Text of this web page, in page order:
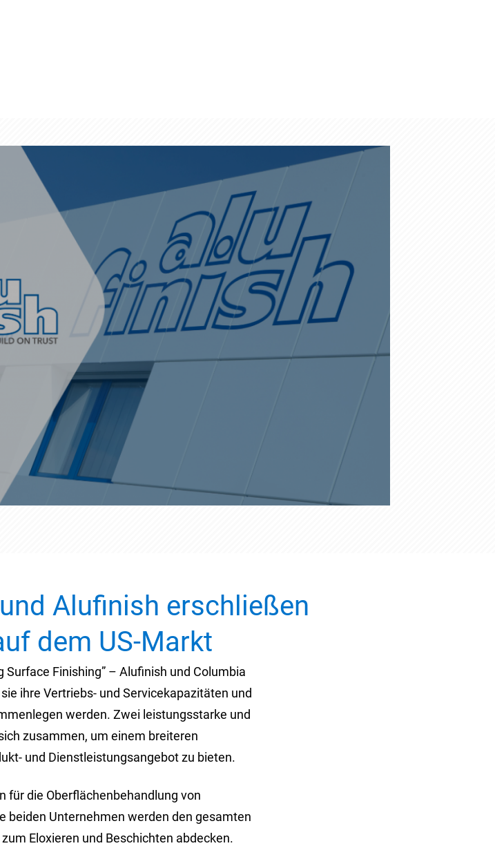
Alufinish erschließen
dem US-Markt
Surface Finishing” – Alufinish und Columbia
ihre Vertriebs- und Servicekapazitäten und
werden. Zwei leistungsstarke und
zusammen, um einem breiteren
und Dienstleistungsangebot zu bieten.
für die Oberflächenbehandlung von
beiden Unternehmen werden den gesamten
Eloxieren und Beschichten abdecken.